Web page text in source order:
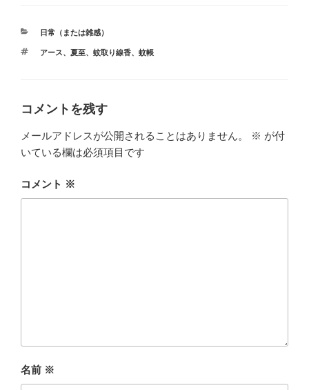
カ
ゴ
日常（または雑感）
タ
アース、 夏至、 蚊取り線香、 蚊帳
コメントを残す
メールアドレスが公開されることはありません。 ※ が付
いている欄は必須項目です
コメント ※
名前 ※